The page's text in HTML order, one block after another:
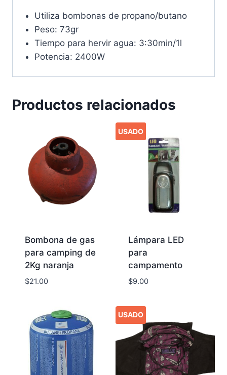
Utiliza bombonas de propano/butano
Peso: 73gr
Tiempo para hervir agua: 3:30min/1l
Potencia: 2400W
Productos relacionados
Bombona de gas
para camping de
2Kg naranja
$21.00
USADO
Lámpara LED
para
campamento
$9.00
USADO